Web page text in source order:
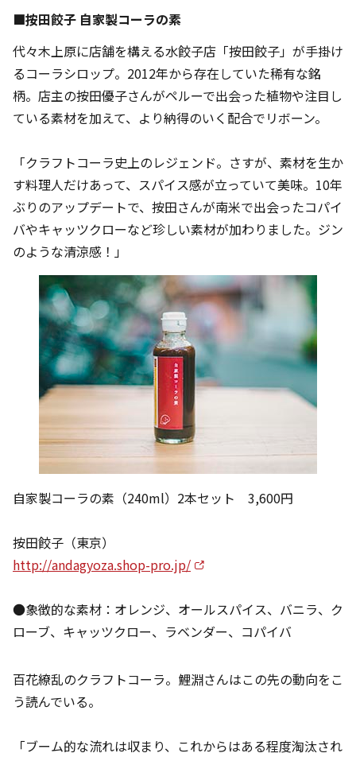
■按田餃子 自家製コーラの素
代々木上原に店舗を構える水餃子店「按田餃子」が手掛け
るコーラシロップ。2012年から存在していた稀有な銘
柄。店主の按田優子さんがペルーで出会った植物や注目し
ている素材を加えて、より納得のいく配合でリボーン。
「クラフトコーラ史上のレジェンド。さすが、素材を生か
す料理人だけあって、スパイス感が立っていて美味。10年
ぶりのアップデートで、按田さんが南米で出会ったコパイ
バやキャッツクローなど珍しい素材が加わりました。ジン
のような清涼感！」
自家製コーラの素（240ml）2本セット 3,600円
按田餃子（東京）
http://andagyoza.shop-pro.jp/
●象徴的な素材：オレンジ、オールスパイス、バニラ、ク
ローブ、キャッツクロー、ラベンダー、コパイバ
百花繚乱のクラフトコーラ。鯉淵さんはこの先の動向をこ
う読んでいる。
「ブーム的な流れは収まり、これからはある程度淘汰され